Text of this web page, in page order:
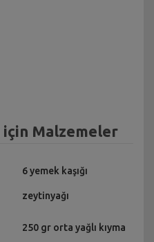
için Malzemeler
6 yemek kaşığı
zeytinyağı
250 gr orta yağlı kıyma